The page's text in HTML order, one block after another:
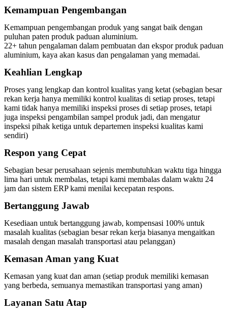
Kemampuan Pengembangan
Kemampuan pengembangan produk yang sangat baik dengan
puluhan paten produk paduan aluminium.
22+ tahun pengalaman dalam pembuatan dan ekspor produk paduan
aluminium, kaya akan kasus dan pengalaman yang memadai.
Keahlian Lengkap
Proses yang lengkap dan kontrol kualitas yang ketat (sebagian besar
rekan kerja hanya memiliki kontrol kualitas di setiap proses, tetapi
kami tidak hanya memiliki inspeksi proses di setiap proses, tetapi
juga inspeksi pengambilan sampel produk jadi, dan mengatur
inspeksi pihak ketiga untuk departemen inspeksi kualitas kami
sendiri)
Respon yang Cepat
Sebagian besar perusahaan sejenis membutuhkan waktu tiga hingga
lima hari untuk membalas, tetapi kami membalas dalam waktu 24
jam dan sistem ERP kami menilai kecepatan respons.
Bertanggung Jawab
Kesediaan untuk bertanggung jawab, kompensasi 100% untuk
masalah kualitas (sebagian besar rekan kerja biasanya mengaitkan
masalah dengan masalah transportasi atau pelanggan)
Kemasan Aman yang Kuat
Kemasan yang kuat dan aman (setiap produk memiliki kemasan
yang berbeda, semuanya memastikan transportasi yang aman)
Layanan Satu Atap